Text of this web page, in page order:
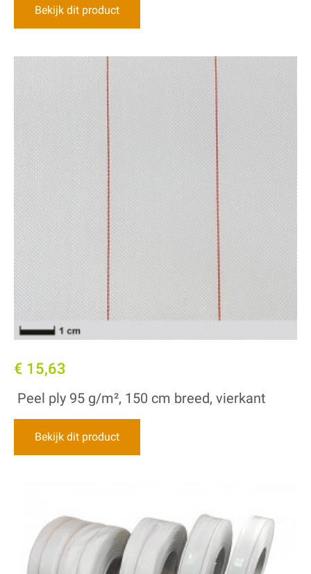
Bekijk dit product
€ 15,63
Peel ply 95 g/m², 150 cm breed, vierkant
Bekijk dit product